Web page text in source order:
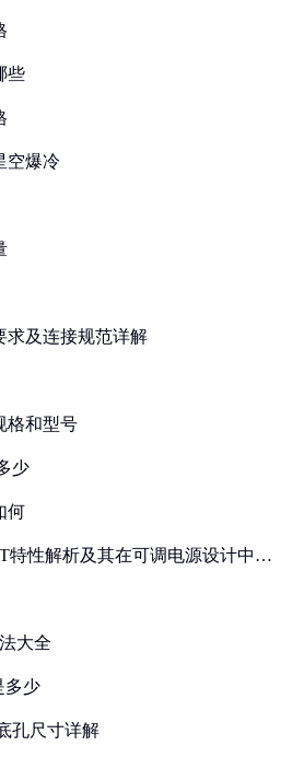
些
空爆冷
求及连接规范详解
格和型号
少
何
特性解析及其在可调电源设计中的
大全
多少
孔尺寸详解